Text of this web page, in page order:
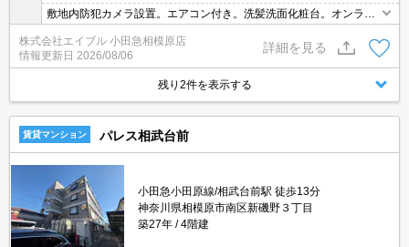
敷地内防犯カメラ設置。エアコン付き。洗髪洗面化粧台。オンライ
ン対応可。下駄箱有り。最上階。バス・トイレ別。室内洗濯機置
場。現地待ち合わせ、物件ご案内可能。
株式会社エイブル 小田急相模原店
情報更新日 2026/08/06
詳細を見る
残り2件を表示する
賃貸マンション パレス相武台前
小田急小田原線/相武台前駅 徒歩13分
神奈川県相模原市南区新磯野３丁目
築27年
4階建